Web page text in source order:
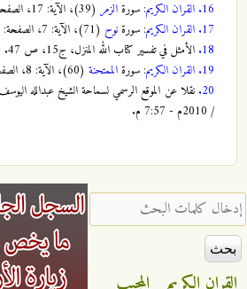
16. القران الكريم: سورةالزمر (39)، الآية: 17، الصفحة:
17. القران الكريم: سورةنوح (71)، الآية: 7، الصفحة:
18. الأمثل في تفسير كتاب الله المنزل، ج15، ص 47.
19. القران الكريم: سورةالممتحنة (60)، الآية: 8، الصفحة:
20.
/ 2010م - 7:57 م.
‏إدخال كلمات البحث ‏